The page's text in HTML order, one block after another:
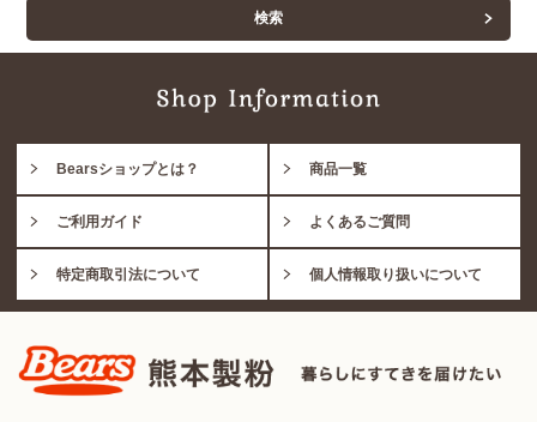
Bearsショップとは？ 商品一覧
ご利用ガイド よくあるご質問
特定商取引法について 個人情報取り扱いについて